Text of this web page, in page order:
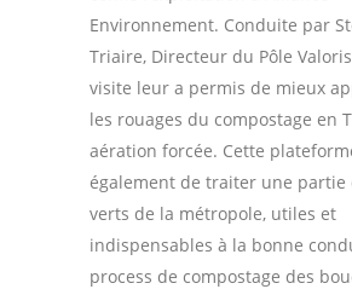
Environnement. Conduite par
Triaire, Directeur du Pôle
visite leur a permis de mieux
les rouages du compostage en
aération forcée. Cette
également de traiter une partie
verts de la métropole, utiles et
indispensables à la bonne
process de compostage des